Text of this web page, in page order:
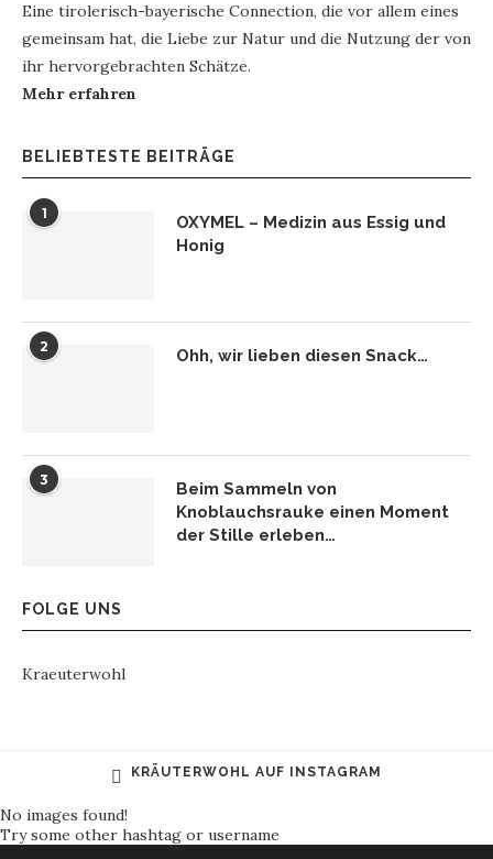
Eine tirolerisch-bayerische Connection, die vor allem eines
gemeinsam hat, die Liebe zur Natur und die Nutzung der von
ihr hervorgebrachten Schätze.
Mehr erfahren
BELIEBTESTE BEITRÄGE
1
OXYMEL – Medizin aus Essig und
Honig
2 Ohh, wir lieben diesen Snack…
3
Beim Sammeln von
Knoblauchsrauke einen Moment
der Stille erleben…
FOLGE UNS
Kraeuterwohl
KRÄUTERWOHL AUF INSTAGRAM
No images found!
Try some other hashtag or username